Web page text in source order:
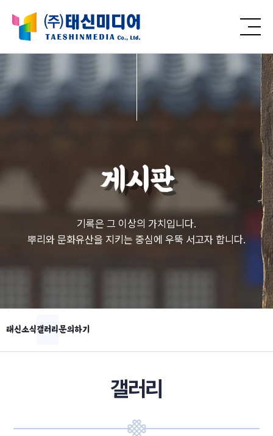
게시판
기록은 그 이상의 가치입니다.
뿌리와 문화유산을 지키는 중심에 우뚝 서고자 합니다.
태신소식갤러리문의하기
갤러리